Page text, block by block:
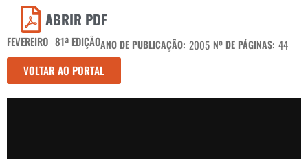
ABRIR PDF
FEVEREIRO 81ª EDIÇÃOANO DE PUBLICAÇÃO: 2005 Nº DE PÁGINAS: 44
VOLTAR AO PORTAL